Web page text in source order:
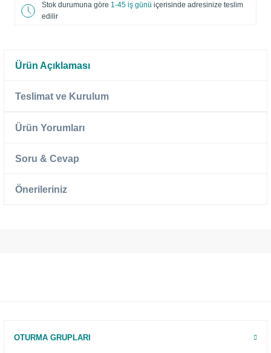
Stok durumuna göre 1-45 iş günü içerisinde adresinize teslim
edilir
Ürün Açıklaması
Teslimat ve Kurulum
Ürün Yorumları
Soru & Cevap
Önerileriniz
OTURMA GRUPLARI